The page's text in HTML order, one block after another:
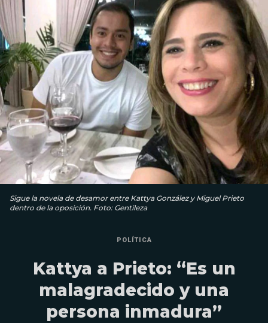
Sigue la novela de desamor entre Kattya González y Miguel Prieto
dentro de la oposición. Foto: Gentileza
POLÍTICA
Kattya a Prieto: “Es un
malagradecido y una
persona inmadura”